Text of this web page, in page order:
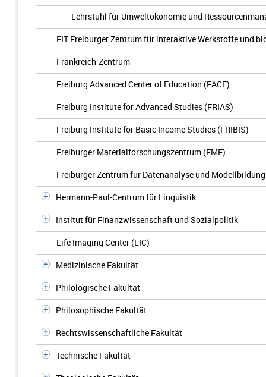
Lehrstuhl für Umweltökonomie und
FIT Freiburger Zentrum für interaktive Werkstoffe und
Frankreich-Zentrum
Freiburg Advanced Center of Education (FACE)
Freiburg Institute for Advanced Studies (FRIAS)
Freiburg Institute for Basic Income Studies (FRIBIS)
Freiburger Materialforschungszentrum (FMF)
Freiburger Zentrum für Datenanalyse und
Hermann-Paul-Centrum für Linguistik
Institut für Finanzwissenschaft und Sozialpolitik
Life Imaging Center (LIC)
Medizinische Fakultät
Philologische Fakultät
Philosophische Fakultät
Rechtswissenschaftliche Fakultät
Technische Fakultät